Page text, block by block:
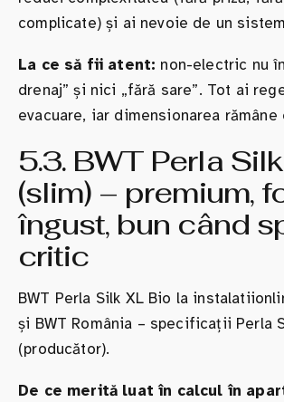
complicate) și ai nevoie de un
La ce să fii atent: non-electric nu
drenaj” și nici „fără sare”. Tot ai
evacuare, iar dimensionarea rămâne
5.3. BWT Perla
(slim) – premium,
îngust, bun când
critic
BWT Perla Silk XL Bio la
și BWT România – specificații Perla
(producător).
De ce merită luat în calcul în